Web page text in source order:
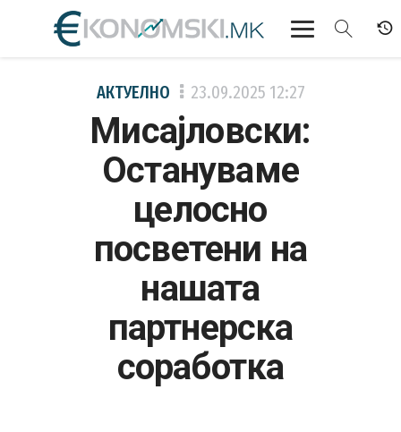
АКТУЕЛНО
ЕКОНОМИЈА
ФИНАНСИИ
БАНКАРСТВО
ЖИВОТ
АКТУЕЛНО 23.09.2025 12:27
Мисајловски:
Остануваме
целосно
посветени на
нашата
партнерска
соработка